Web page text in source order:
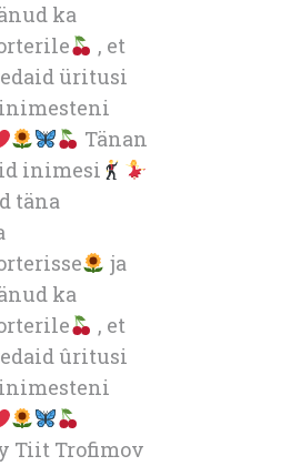
ka
, et
üritusi
Tänan
inimesi
täna
ja
ka
, et
ûritusi
Tiit Trofimov